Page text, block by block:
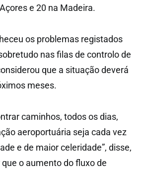
e 20 na Madeira.
os problemas registados
nas filas de controlo de
que a situação deverá
meses.
caminhos, todos os dias,
aeroportuária seja cada vez
e de maior celeridade”, disse,
o aumento do fluxo de